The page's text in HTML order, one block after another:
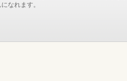
になれます。